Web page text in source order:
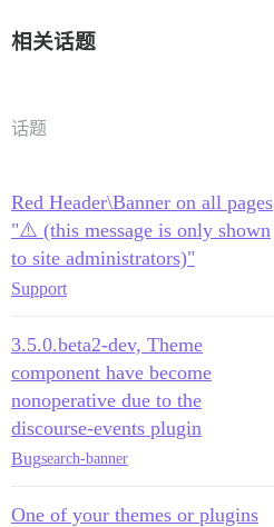
相关话题
话题
Red Header\Banner on all pages
"⚠️ (this message is only shown
to site administrators)"
Support
3.5.0.beta2-dev, Theme
component have become
nonoperative due to the
discourse-events plugin
Bugsearch-banner
One of your themes or plugins